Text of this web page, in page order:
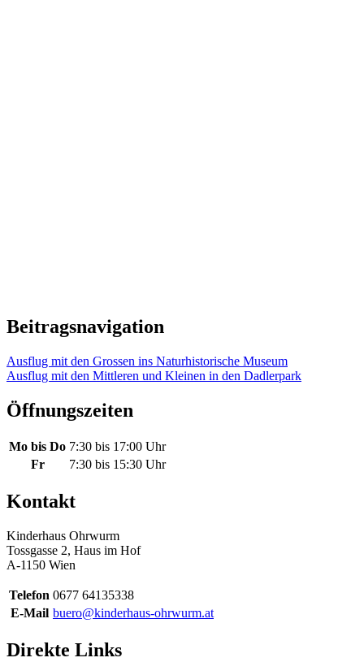
Beitragsnavigation
Ausflug mit den Grossen ins Naturhistorische Museum
Ausflug mit den Mittleren und Kleinen in den Dadlerpark
Öffnungszeiten
Mo bis Do 7:30 bis 17:00 Uhr
Fr
7:30 bis 15:30 Uhr
Kontakt
Kinderhaus Ohrwurm
Tossgasse 2, Haus im Hof
A-1150 Wien
Telefon 0677 64135338
E-Mail buero@kinderhaus-ohrwurm.at
Direkte Links